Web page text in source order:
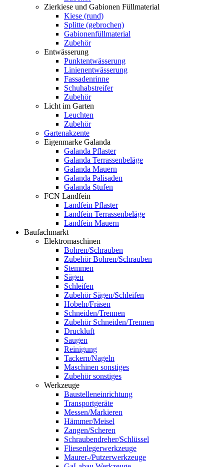
Zierkiese und Gabionen Füllmaterial
Kiese (rund)
Splitte (gebrochen)
Gabionenfüllmaterial
Zubehör
Entwässerung
Punktentwässerung
Linienentwässerung
Fassadenrinne
Schuhabstreifer
Zubehör
Licht im Garten
Leuchten
Zubehör
Gartenakzente
Eigenmarke Galanda
Galanda Pflaster
Galanda Terrassenbeläge
Galanda Mauern
Galanda Palisaden
Galanda Stufen
FCN Landfein
Landfein Pflaster
Landfein Terrassenbeläge
Landfein Mauern
Baufachmarkt
Elektromaschinen
Bohren/Schrauben
Zubehör Bohren/Schrauben
Stemmen
Sägen
Schleifen
Zubehör Sägen/Schleifen
Hobeln/Fräsen
Schneiden/Trennen
Zubehör Schneiden/Trennen
Druckluft
Saugen
Reinigung
Tackern/Nageln
Maschinen sonstiges
Zubehör sonstiges
Werkzeuge
Baustelleneinrichtung
Transportgeräte
Messen/Markieren
Hämmer/Meisel
Zangen/Scheren
Schraubendreher/Schlüssel
Fliesenlegerwerkzeuge
Maurer-/Putzerwerkzeuge